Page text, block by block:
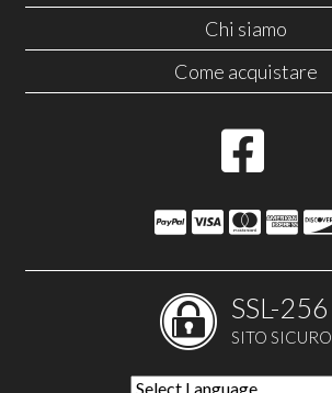
Chi siamo
Come acquistare
SSL-256
SITO SICURO